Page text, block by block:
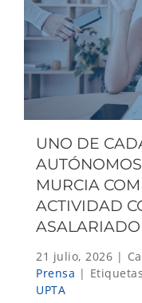
UNO DE
MURCIA
ACTIVIDAD
ASALARIADO
21 julio, 2026 |
Prensa |
UPTA